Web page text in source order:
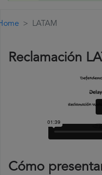
LATAM
Reclamación
Cómo